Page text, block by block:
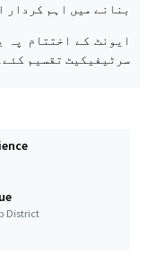
بنانے میں اہم کردار
ایونٹ کے اختتام پہ
سرٹیفیکیٹ تقسیم
District